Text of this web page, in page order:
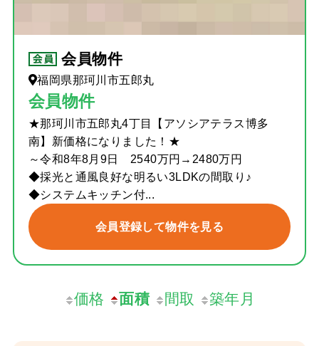
会員物件
福岡県那珂川市五郎丸
会員物件
★那珂川市五郎丸4丁目【アソシアテラス博多
南】新価格になりました！★
～令和8年8月9日 2540万円→2480万円
◆採光と通風良好な明るい3LDKの間取り♪
◆システムキッチン付...
会員登録して物件を見る
価格 面積 間取 築年月